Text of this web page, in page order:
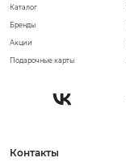
Каталог
Бренды
Акции
Подарочные карты
Контакты